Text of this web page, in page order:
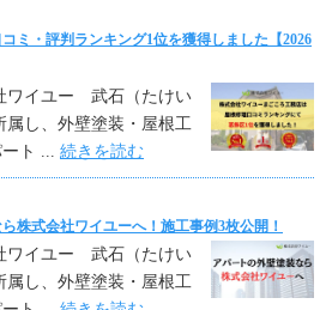
ミ・評判ランキング1位を獲得しました【2026
ワイユー 武石（たけい
属し、外壁塗装・屋根工
ト ... 続きを読む
株式会社ワイユーへ！施工事例3枚公開！
ワイユー 武石（たけい
属し、外壁塗装・屋根工